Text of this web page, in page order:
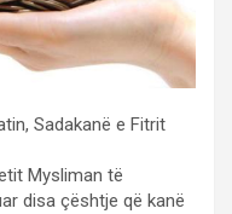
Sadakanë e Fitrit
Mysliman të
disa çështje që kanë